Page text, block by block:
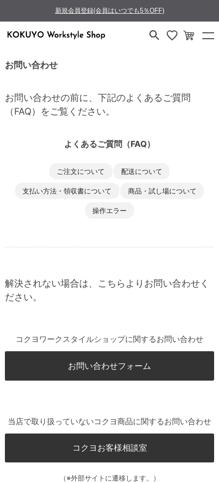
新規会員登録(会員はいつでも5％OFF)
お問い合わせ
お問い合わせの前に、下記のよくあるご質問
（FAQ）をご覧ください。
よくあるご質問（FAQ）
ご注文について 配送について
支払い方法・領収書について 商品・試し場について
操作エラー
解決されない場合は、こちらよりお問い合わせく
ださい。
コクヨワークスタイルショップに関するお問い合わせ
お問い合わせフォーム
当店で取り扱っていないコクヨ商品に関するお問い合わせ
コクヨお客様相談室
（※外部サイトに遷移します。）